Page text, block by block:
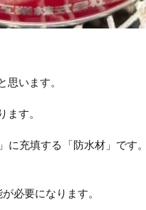
思います。
ます。
に充填する「防水材」です
必要になります。